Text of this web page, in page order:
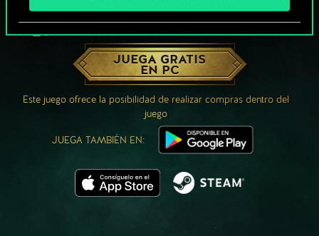
JUEGA GRATIS
EN PC
Este juego ofrece la posibilidad de realizar compras dentro del
juego
JUEGA TAMBIÉN EN: